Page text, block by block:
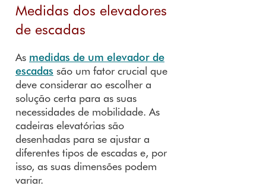
Medidas dos elevadores
de escadas
As medidas de um elevador de
escadas são um fator crucial que
deve considerar ao escolher a
solução certa para as suas
necessidades de mobilidade. As
cadeiras elevatórias são
desenhadas para se ajustar a
diferentes tipos de escadas e, por
isso, as suas dimensões podem
variar.